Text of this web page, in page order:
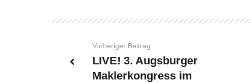
Vorheriger Beitrag
LIVE! 3. Augsburger
Maklerkongress im